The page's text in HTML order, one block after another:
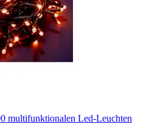
multifunktionalen Led-Leuchten